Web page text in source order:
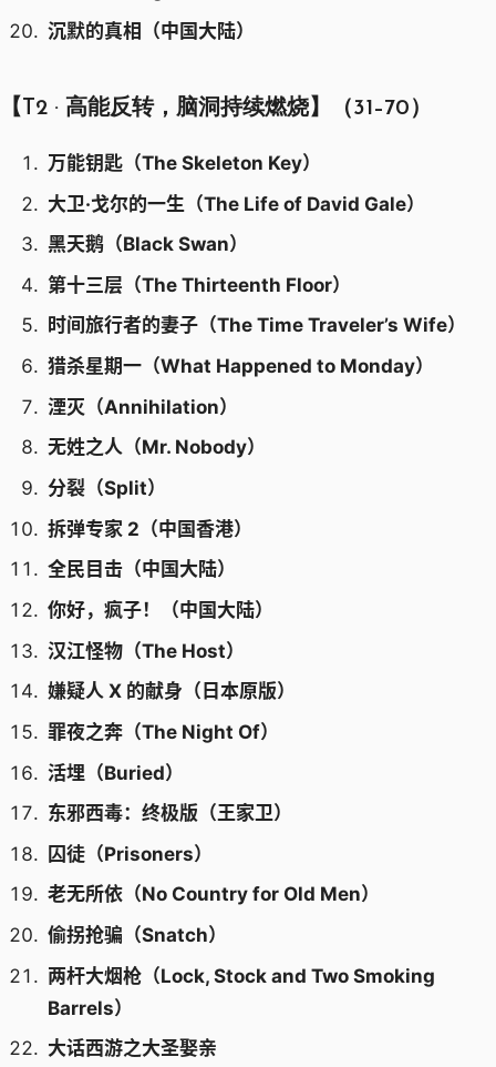
沉默的真相（中国大陆）
【T2 · 高能反转，脑洞持续燃烧】（31–70）
万能钥匙（The Skeleton Key）
大卫·戈尔的一生（The Life of David Gale）
黑天鹅（Black Swan）
第十三层（The Thirteenth Floor）
时间旅行者的妻子（The Time Traveler’s Wife）
猎杀星期一（What Happened to Monday）
湮灭（Annihilation）
无姓之人（Mr. Nobody）
分裂（Split）
拆弹专家 2（中国香港）
全民目击（中国大陆）
你好，疯子！（中国大陆）
汉江怪物（The Host）
嫌疑人 X 的献身（日本原版）
罪夜之奔（The Night Of）
活埋（Buried）
东邪西毒：终极版（王家卫）
囚徒（Prisoners）
老无所依（No Country for Old Men）
偷拐抢骗（Snatch）
两杆大烟枪（Lock, Stock and Two Smoking
Barrels）
大话西游之大圣娶亲